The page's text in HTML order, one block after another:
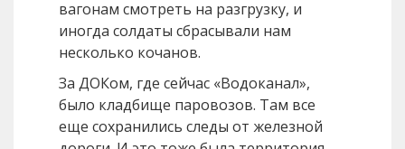
вагонам смотреть на разгрузку, и
иногда солдаты сбрасывали нам
несколько кочанов.
За ДОКом, где сейчас «Водоканал»,
было кладбище паровозов. Там все
еще сохранились следы от железной